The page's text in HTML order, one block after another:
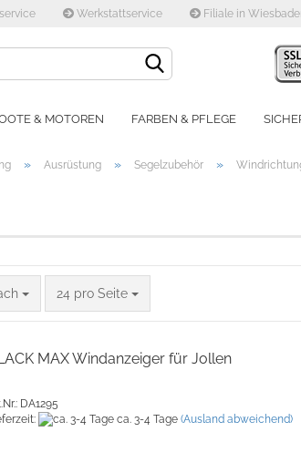
Werkstattservice Filiale in
Lieferland
Konto
& MOTOREN FARBEN & PFLEGE
» Ausrüstung » Segelzubehör »
24 pro Seite
MAX Windanzeiger für Jollen
DA1295
ca. 3-4 Tage (Ausland abweichend)